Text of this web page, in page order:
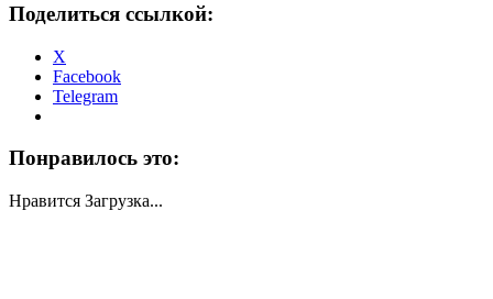
Поделиться ссылкой:
X
Facebook
Telegram
Понравилось это:
Нравится Загрузка...